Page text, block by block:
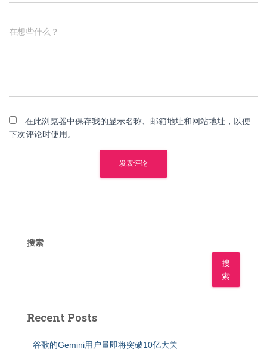
在想些什么？
在此浏览器中保存我的显示名称、邮箱地址和网站地址，以便
下次评论时使用。
搜索
搜
索
Recent Posts
谷歌的Gemini用户量即将突破10亿大关